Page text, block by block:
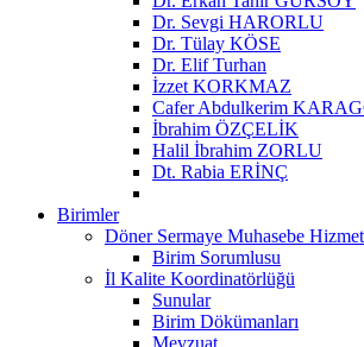
Dr. Sevgi HARORLU
Dr. Tülay KÖSE
Dr. Elif Turhan
İzzet KORKMAZ
Cafer Abdulkerim
İbrahim ÖZÇELİK
Halil İbrahim ZORLU
Dt. Rabia ERİNÇ
Birimler
Döner Sermaye Muhasebe
Birim Sorumlusu
İl Kalite Koordinatörlüğü
Sunular
Birim Dökümanları
Mevzuat